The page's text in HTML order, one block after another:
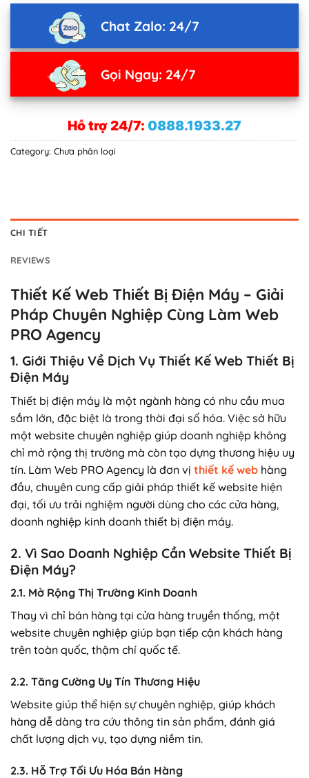
Chat Zalo: 24/7
Gọi Ngay: 24/7
Hỗ trợ 24/7: 0888.1933.27
Category: Chưa phân loại
CHI TIẾT
REVIEWS
Thiết Kế Web Thiết Bị Điện Máy – Giải
Pháp Chuyên Nghiệp Cùng Làm Web
PRO Agency
1. Giới Thiệu Về Dịch Vụ Thiết Kế Web Thiết Bị
Điện Máy
Thiết bị điện máy là một ngành hàng có nhu cầu mua
sắm lớn, đặc biệt là trong thời đại số hóa. Việc sở hữu
một website chuyên nghiệp giúp doanh nghiệp không
chỉ mở rộng thị trường mà còn tạo dựng thương hiệu uy
tín. Làm Web PRO Agency là đơn vị thiết kế web hàng
đầu, chuyên cung cấp giải pháp thiết kế website hiện
đại, tối ưu trải nghiệm người dùng cho các cửa hàng,
doanh nghiệp kinh doanh thiết bị điện máy.
2. Vì Sao Doanh Nghiệp Cần Website Thiết Bị
Điện Máy?
2.1. Mở Rộng Thị Trường Kinh Doanh
Thay vì chỉ bán hàng tại cửa hàng truyền thống, một
website chuyên nghiệp giúp bạn tiếp cận khách hàng
trên toàn quốc, thậm chí quốc tế.
2.2. Tăng Cường Uy Tín Thương Hiệu
Website giúp thể hiện sự chuyên nghiệp, giúp khách
hàng dễ dàng tra cứu thông tin sản phẩm, đánh giá
chất lượng dịch vụ, tạo dựng niềm tin.
2.3. Hỗ Trợ Tối Ưu Hóa Bán Hàng